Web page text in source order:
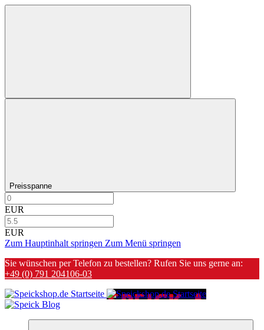
Preisspanne
EUR
EUR
Zum Hauptinhalt springen Zum Menü springen
Sie wünschen per Telefon zu bestellen? Rufen Sie uns gerne an:
+49 (0) 791 204106-03